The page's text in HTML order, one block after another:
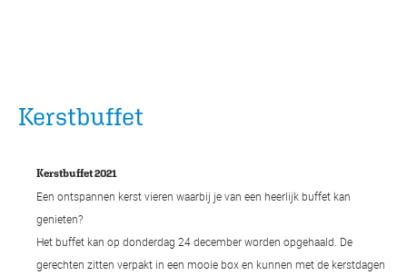
Kerstbuffet
Kerstbuffet 2021
Een ontspannen kerst vieren waarbij je van een heerlijk buffet kan
genieten?
Het buffet kan op donderdag 24 december worden opgehaald. De
gerechten zitten verpakt in een mooie box en kunnen met de kerstdagen